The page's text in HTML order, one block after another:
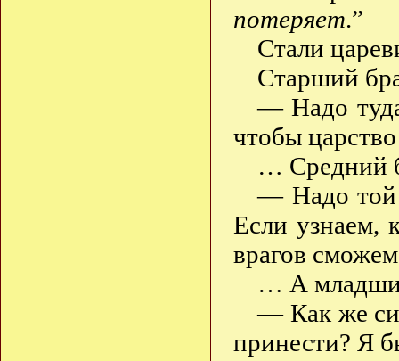
потеряет.”
Стали
Старший
— Надо
чтобы
… Средний
— Надо той
Если узнаем,
врагов
… А
— Как же
принести? Я